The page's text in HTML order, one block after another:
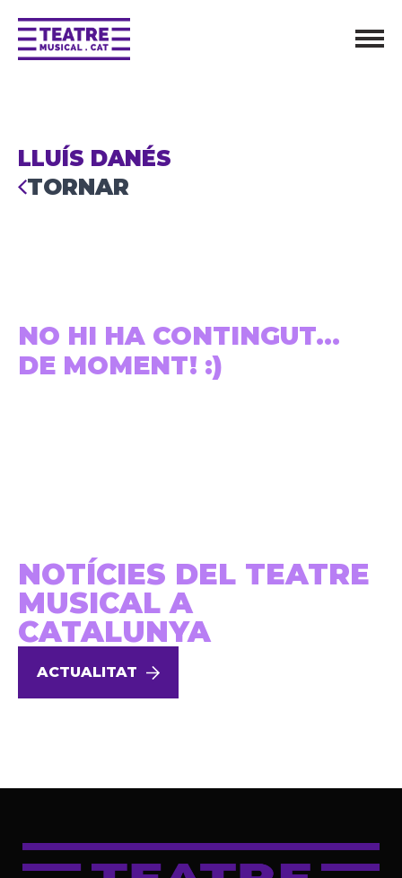
LLUÍS DANÉS
TORNAR
NO HI HA CONTINGUT...
DE MOMENT! :)
NOTÍCIES DEL TEATRE
MUSICAL A
CATALUNYA
ACTUALITAT